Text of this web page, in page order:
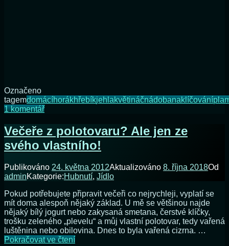
Označeno
tagemdomácíhorákhřebíkjehlakvětináčnádobanaklíčování
1 komentářu
s
názvem
Jak
„vrtat“
bez
vrtačky
Večeře z polotovaru? Ale jen ze
svého vlastního!
Publikováno 24. května 2012Aktualizováno 8. října 2018Od
adminKategorie:Hubnutí, Jídlo
Pokud potřebujete připravit večeři co nejrychleji, vyplatí se
mít doma alespoň nějaký základ. U mě se většinou najde
nějaký bílý jogurt nebo zakysaná smetana, čerstvé klíčky,
trošku zeleného „plevelu“ a můj vlastní polotovar, tedy vařená
luštěnina nebo obilovina. Dnes to byla vařená cizrna. …
Pokračovat ve čteníVečeře